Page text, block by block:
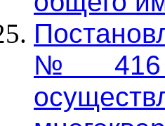
№ 416